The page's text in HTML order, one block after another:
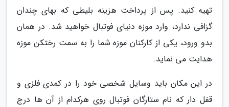
تهیه کنید. پس از پرداخت هزینه بلیطی که بهای چندان
گزافی ندارد، وارد موزه دنیای فوتبال خواهید شد. در همان
بدو ورود، یکی از کارکنان موزه شما را به سمت رختکن موزه
هدایت می نماید.
در این مکان باید وسایل شخصی خود را در کمدی فلزی و
قفل دار که نام ستارگان فوتبال روی هرکدام از آن ها درج